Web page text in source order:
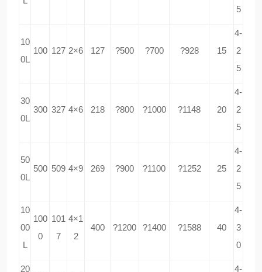
5
10
0L
100 127 2×6 127 ?500 ?700 ?928 15
4-
2
5
30
0L
300 327 4×6 218 ?800 ?1000 ?1148 20
4-
2
5
50
0L
500 509 4×9 269 ?900 ?1100 ?1252 25
4-
2
5
10
00
L
100
0
101
7
4×1
2
400 ?1200 ?1400 ?1588 40
4-
3
0
20
4-